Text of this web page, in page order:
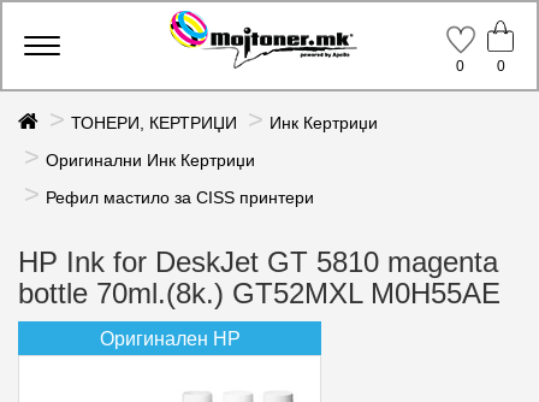
Toggle
0
0
ТОНЕРИ, КЕРТРИЏИ
Инк Кертриџи
Оригинални Инк Кертриџи
Рефил мастило за CISS принтери
HP Ink for DeskJet GT 5810 magenta
bottle 70ml.(8k.) GT52MXL M0H55AE
Оригинален HP